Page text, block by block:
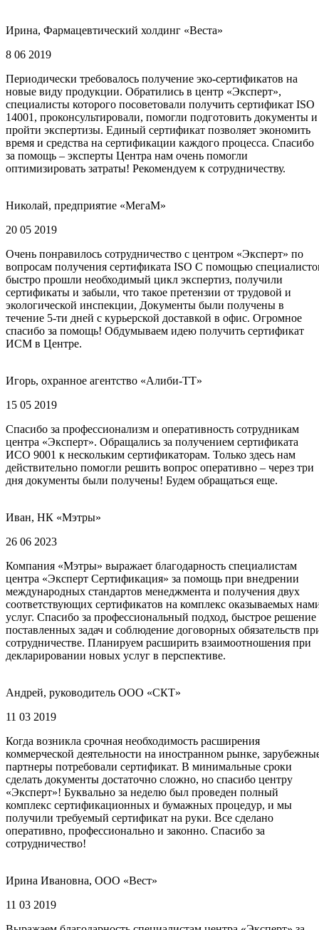
Ирина, Фармацевтический холдинг «Веста»
8 06 2019
Периодически требовалось получение эко-сертификатов на
новые виду продукции. Обратились в центр «Эксперт»,
специалисты которого посоветовали получить сертификат ISO
14001, проконсультировали, помогли подготовить документы и
пройти экспертизы. Единый сертификат позволяет экономить
время и средства на сертификации каждого процесса. Спасибо
за помощь – эксперты Центра нам очень помогли
оптимизировать затраты! Рекомендуем к сотрудничеству.
Николай, предприятие «МегаМ»
20 05 2019
Очень понравилось сотрудничество с центром «Эксперт» по
вопросам получения сертификата ISO С помощью
быстро прошли необходимый цикл экспертиз, получили
сертификаты и забыли, что такое претензии от трудовой и
экологической инспекции, Документы были получены в
течение 5-ти дней с курьерской доставкой в офис. Огромное
спасибо за помощь! Обдумываем идею получить сертификат
ИСМ в Центре.
Игорь, охранное агентство «Алиби-ТТ»
15 05 2019
Спасибо за профессионализм и оперативность сотрудникам
центра «Эксперт». Обращались за получением сертификата
ИСО 9001 к нескольким сертификаторам. Только здесь нам
действительно помогли решить вопрос оперативно – через три
дня документы были получены! Будем обращаться еще.
Иван, НК «Мэтры»
26 06 2023
Компания «Мэтры» выражает благодарность специалистам
центра «Эксперт Сертификация» за помощь при внедрении
международных стандартов менеджмента и получения двух
соответствующих сертификатов на комплекс оказываемых
услуг. Спасибо за профессиональный подход, быстрое решение
поставленных задач и соблюдение договорных обязательств
сотрудничестве. Планируем расширить взаимоотношения при
декларировании новых услуг в перспективе.
Андрей, руководитель ООО «СКТ»
11 03 2019
Когда возникла срочная необходимость расширения
коммерческой деятельности на иностранном рынке,
партнеры потребовали сертификат. В минимальные сроки
сделать документы достаточно сложно, но спасибо центру
«Эксперт»! Буквально за неделю был проведен полный
комплекс сертификационных и бумажных процедур, и мы
получили требуемый сертификат на руки. Все сделано
оперативно, профессионально и законно. Спасибо за
сотрудничество!
Ирина Ивановна, ООО «Вест»
11 03 2019